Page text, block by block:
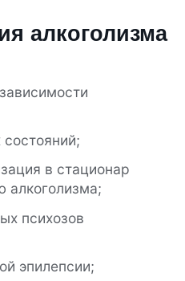
алкоголизма
в стационар
алкоголизма;
психозов
эпилепсии;